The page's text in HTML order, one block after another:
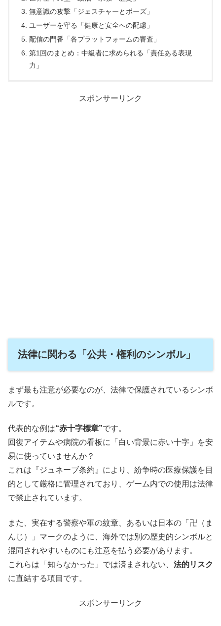
無意識の攻撃「ジェスチャーとポーズ」
ユーザーを守る「健康と安全への配慮」
配信の門番「各プラットフォームの審査」
第1回のまとめ：中級者に求められる「責任ある表現
力」
スポンサーリンク
法律に関わる「公共・権利のシンボル」
まず最も注意が必要なのが、法律で保護されているシンボ
ルです。
代表的な例は“赤十字標章”です。
回復アイテムや病院の看板に「白い背景に赤い十字」を安
易に使っていませんか？
これは『ジュネーブ条約』により、紛争時の医療保護を目
的として厳格に管理されており、ゲーム内での使用は法律
で禁止されています。
また、実在する警察や軍の紋章、あるいは日本の「卍（ま
んじ）」マークのように、海外では別の歴史的シンボルと
混同されやすいものにも注意を払う必要があります。
これらは「知らなかった」では済まされない、 法的リスク
に直結する項目です。
スポンサーリンク